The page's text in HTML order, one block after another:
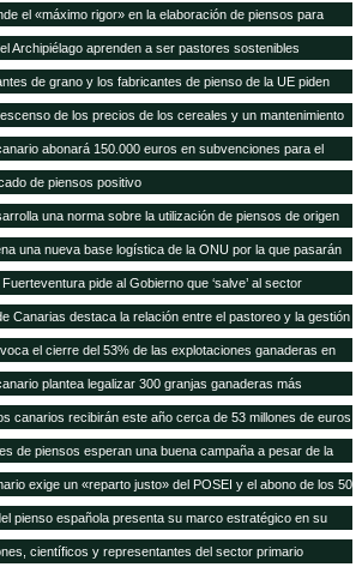
el «máximo rigor» en la elaboración de piensos para
Archipiélago aprenden a ser pastores sostenibles
de grano y los fabricantes de pienso de la UE piden
aprobación de 8 cultivos MG
de los precios de los cereales y un mantenimiento
de la carne en los próximos 10 años según FAO/OCDE
abonará 150.000 euros en subvenciones para el
autóctonas
de piensos positivo
una norma sobre la utilización de piensos de origen
una nueva base logística de la ONU por la que pasarán
de ayuda para África al año
pide al Gobierno que ‘salve’ al sector
Canarias destaca la relación entre el pastoreo y la gestión
el cierre del 53% de las explotaciones ganaderas en
plantea legalizar 300 granjas ganaderas más
canarios recibirán este año cerca de 53 millones de euros
de piensos esperan una buena campaña a pesar de la
exige un «reparto justo» del POSEI y el abono de los 50
pienso española presenta su marco estratégico en su
científicos y representantes del sector primario